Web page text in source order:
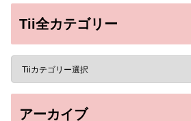
Tii全カテゴリー
アーカイブ